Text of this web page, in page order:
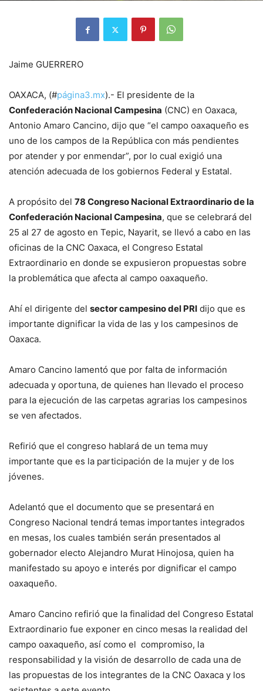
Jaime GUERRERO
OAXACA, (#página3.mx).- El presidente de la
Confederación Nacional Campesina (CNC) en Oaxaca,
Antonio Amaro Cancino, dijo que “el campo oaxaqueño es
uno de los campos de la República con más pendientes
por atender y por enmendar”, por lo cual exigió una
atención adecuada de los gobiernos Federal y Estatal.
A propósito del 78 Congreso Nacional Extraordinario de la
Confederación Nacional Campesina, que se celebrará del
25 al 27 de agosto en Tepic, Nayarit, se llevó a cabo en las
oficinas de la CNC Oaxaca, el Congreso Estatal
Extraordinario en donde se expusieron propuestas sobre
la problemática que afecta al campo oaxaqueño.
Ahí el dirigente del sector campesino del PRI dijo que es
importante dignificar la vida de las y los campesinos de
Oaxaca.
Amaro Cancino lamentó que por falta de información
adecuada y oportuna, de quienes han llevado el proceso
para la ejecución de las carpetas agrarias los campesinos
se ven afectados.
Refirió que el congreso hablará de un tema muy
importante que es la participación de la mujer y de los
jóvenes.
Adelantó que el documento que se presentará en
Congreso Nacional tendrá temas importantes integrados
en mesas, los cuales también serán presentados al
gobernador electo Alejandro Murat Hinojosa, quien ha
manifestado su apoyo e interés por dignificar el campo
oaxaqueño.
Amaro Cancino refirió que la finalidad del Congreso Estatal
Extraordinario fue exponer en cinco mesas la realidad del
campo oaxaqueño, así como el compromiso, la
responsabilidad y la visión de desarrollo de cada una de
las propuestas de los integrantes de la CNC Oaxaca y los